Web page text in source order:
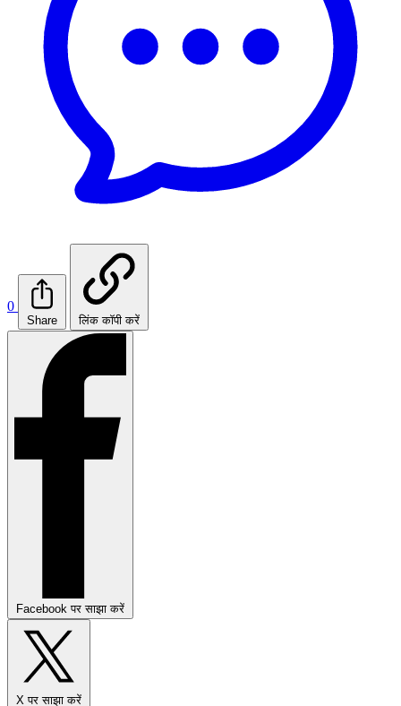
0
Share लिंक कॉपी करें
Facebook पर साझा करें
X पर साझा करें